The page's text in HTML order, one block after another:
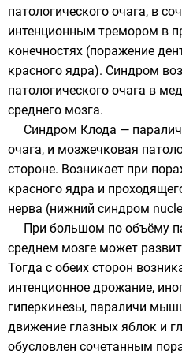
патологического очага, в
интенционным тремором в
конечностях (поражение
красного ядра). Синдром
патологического очага в
среднего мозга.
Синдром Клода —
очага, и мозжечковая
стороне. Возникает при
красного ядра и
нерва (нижний синдром
При большом по объёму
среднем мозге может
Тогда с обеих сторон
интенционное дрожание,
гиперкинезы, параличи
движение глазных яблок и
обусловлен сочетанным